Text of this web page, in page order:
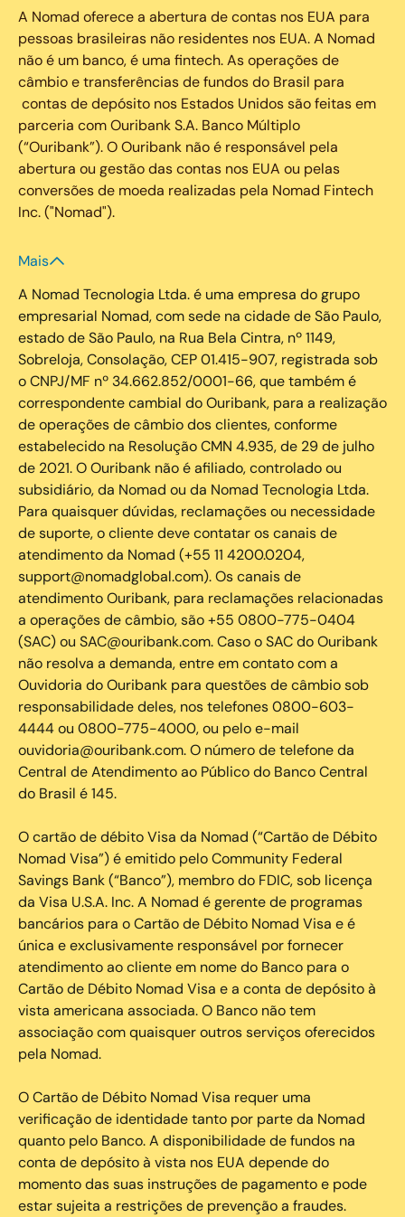
A Nomad oferece a abertura de contas nos EUA para
pessoas brasileiras não residentes nos EUA. A Nomad
não é um banco, é uma fintech. As operações de
câmbio e transferências de fundos do Brasil para
contas de depósito nos Estados Unidos são feitas em
parceria com Ouribank S.A. Banco Múltiplo
(“Ouribank”). O Ouribank não é responsável pela
abertura ou gestão das contas nos EUA ou pelas
conversões de moeda realizadas pela Nomad Fintech
Inc. ("Nomad").
Mais
A Nomad Tecnologia Ltda. é uma empresa do grupo
empresarial Nomad, com sede na cidade de São Paulo,
estado de São Paulo, na Rua Bela Cintra, nº 1149,
Sobreloja, Consolação, CEP 01.415-907, registrada sob
o CNPJ/MF nº 34.662.852/0001-66, que também é
correspondente cambial do Ouribank, para a realização
de operações de câmbio dos clientes, conforme
estabelecido na Resolução CMN 4.935, de 29 de julho
de 2021. O Ouribank não é afiliado, controlado ou
subsidiário, da Nomad ou da Nomad Tecnologia Ltda.
Para quaisquer dúvidas, reclamações ou necessidade
de suporte, o cliente deve contatar os canais de
atendimento da Nomad (+55 11 4200.0204,
support@nomadglobal.com). Os canais de
atendimento Ouribank, para reclamações relacionadas
a operações de câmbio, são +55 0800-775-0404
(SAC) ou SAC@ouribank.com. Caso o SAC do Ouribank
não resolva a demanda, entre em contato com a
Ouvidoria do Ouribank para questões de câmbio sob
responsabilidade deles, nos telefones 0800-603-
4444 ou 0800-775-4000, ou pelo e-mail
ouvidoria@ouribank.com. O número de telefone da
Central de Atendimento ao Público do Banco Central
do Brasil é 145.
O cartão de débito Visa da Nomad (“Cartão de Débito
Nomad Visa”) é emitido pelo Community Federal
Savings Bank (“Banco”), membro do FDIC, sob licença
da Visa U.S.A. Inc. A Nomad é gerente de programas
bancários para o Cartão de Débito Nomad Visa e é
única e exclusivamente responsável por fornecer
atendimento ao cliente em nome do Banco para o
Cartão de Débito Nomad Visa e a conta de depósito à
vista americana associada. O Banco não tem
associação com quaisquer outros serviços oferecidos
pela Nomad.
O Cartão de Débito Nomad Visa requer uma
verificação de identidade tanto por parte da Nomad
quanto pelo Banco. A disponibilidade de fundos na
conta de depósito à vista nos EUA depende do
momento das suas instruções de pagamento e pode
estar sujeita a restrições de prevenção a fraudes.